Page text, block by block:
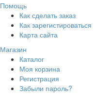
Помощь
Как сделать заказ
Как зарегистироваться
Карта сайта
Магазин
Каталог
Моя корзина
Регистрация
Забыли пароль?